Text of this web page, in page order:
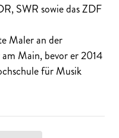
SWR sowie das ZDF
Maler an der
Main, bevor er 2014
für Musik